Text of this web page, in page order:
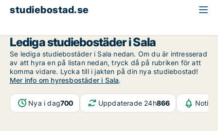
studiebostad.se
Lediga studiebostäder i Sala
Se lediga studiebostäder i Sala nedan. Om du är intresserad
av att hyra en på listan nedan, tryck då på rubriken för att
komma vidare. Lycka till i jakten på din nya studiebostad!
Mer info om hyresbostäder i Sala.
Nya i dag700 Uppdaterade 24h866